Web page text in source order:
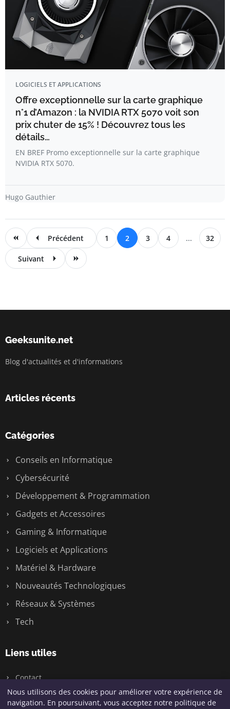
LOGICIELS ET APPLICATIONS
Offre exceptionnelle sur la carte graphique
n°1 d’Amazon : la NVIDIA RTX 5070 voit son
prix chuter de 15% ! Découvrez tous les
détails…
EN BREF Promo exceptionnelle sur la carte graphique
NVIDIA RTX 5070.
Hugo Gauthier
Précédent 1 2 3 4 ... 32
Suivant
Geeksunite.net
Blog d'actualités et d'informations
Articles récents
Catégories
Conseils en Informatique
Cybersécurité
Développement & Programmation
Gadgets et Accessoires
Gaming & Informatique
Logiciels et Applications
Matériel & Hardware
Nouveautés Technologiques
Réseaux & Systèmes
Tech
Liens utiles
Contact
Nous utilisons des cookies pour améliorer votre expérience de
navigation. En poursuivant, vous acceptez notre politique de